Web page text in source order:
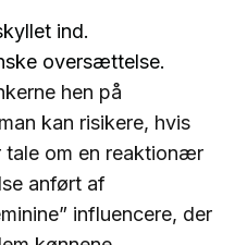
ind.
oversættelse.
hen på
kan risikere, hvis
tale om en reaktionær
anført af
influencere, der